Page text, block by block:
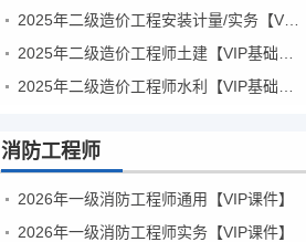
消防工程师
2026年一级消防工程师通用【VIP课件】
2026年一级消防工程师实务【VIP课件】